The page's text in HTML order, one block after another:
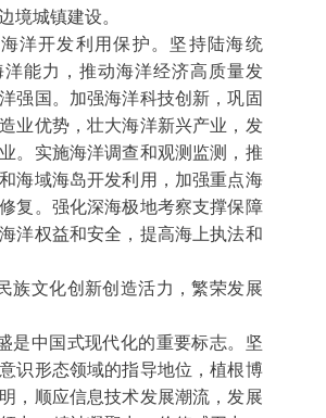
境城镇建设。
海洋开发利用保护。坚持陆海统
能力，推动海洋经济高质量发
强国。加强海洋科技创新，巩固
业优势，壮大海洋新兴产业，发
。实施海洋调查和观测监测，推
海域海岛开发利用，加强重点海
复。强化深海极地考察支撑保障
洋权益和安全，提高海上执法和
族文化创新创造活力，繁荣发展
是中国式现代化的重要标志。坚
识形态领域的指导地位，植根博
，顺应信息技术发展潮流，发展